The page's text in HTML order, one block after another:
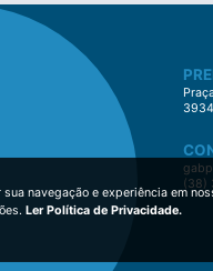
(38)
navegação e experiência em
Ler Política de Privacidade.